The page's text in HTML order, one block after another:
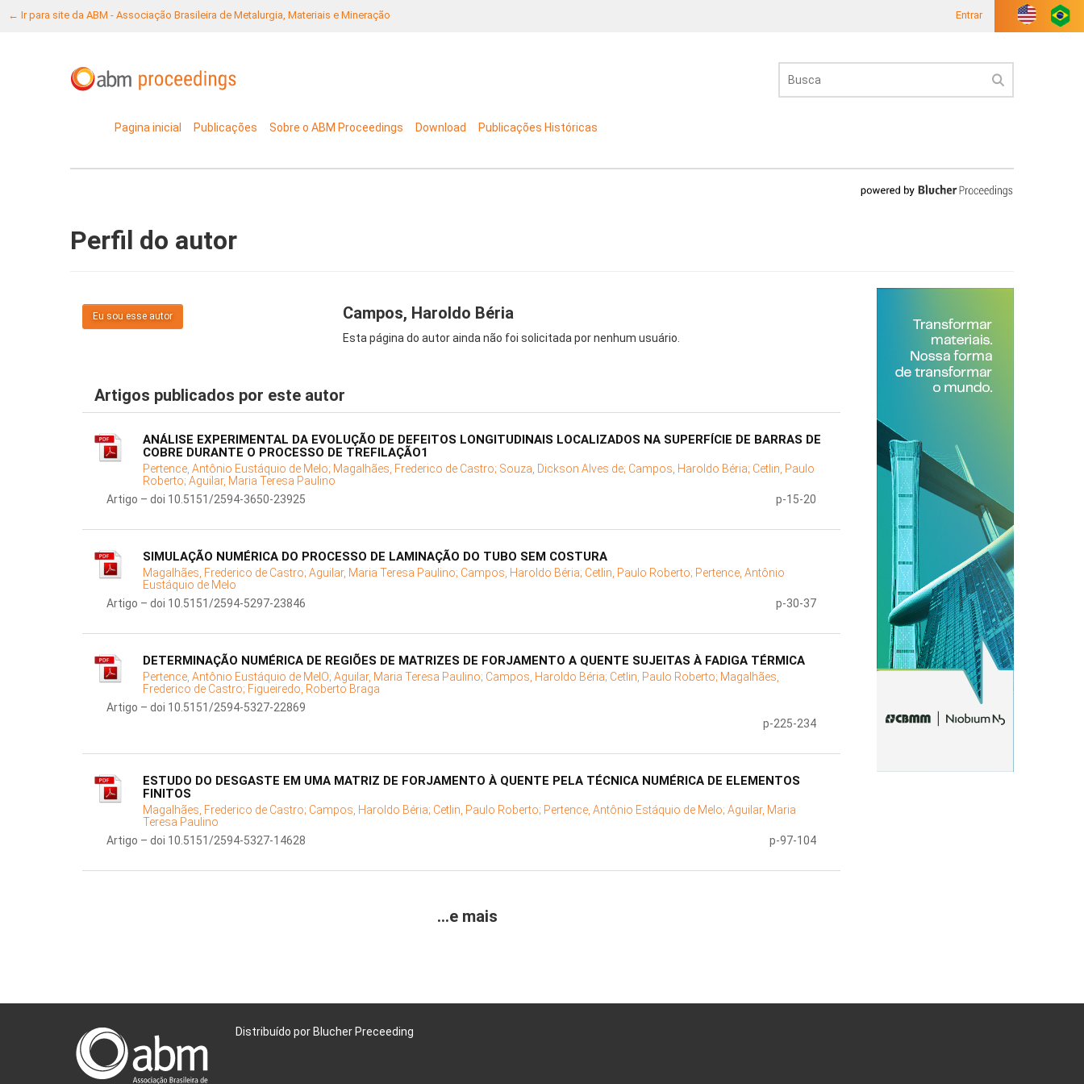
← Ir para site da ABM - Associação Brasileira de Metalurgia, Materiais e Mineração Entrar
Pagina inicial Publicações Sobre o ABM Proceedings Download Publicações Históricas
Perfil do autor
Eu sou esse autor Campos, Haroldo Béria
Esta página do autor ainda não foi solicitada por nenhum usuário.
Artigos publicados por este autor
ANÁLISE EXPERIMENTAL DA EVOLUÇÃO DE DEFEITOS LONGITUDINAIS LOCALIZADOS NA SUPERFÍCIE DE BARRAS DE
COBRE DURANTE O PROCESSO DE TREFILAÇÃO1
Pertence, Antônio Eustáquio de Melo; Magalhães, Frederico de Castro; Souza, Dickson Alves de; Campos, Haroldo Béria; Cetlin, Paulo
Roberto; Aguilar, Maria Teresa Paulino
Artigo – doi 10.5151/2594-3650-23925
p-15-20
SIMULAÇÃO NUMÉRICA DO PROCESSO DE LAMINAÇÃO DO TUBO SEM COSTURA
Magalhães, Frederico de Castro; Aguilar, Maria Teresa Paulino; Campos, Haroldo Béria; Cetlin, Paulo Roberto; Pertence, Antônio
Eustáquio de Melo
Artigo – doi 10.5151/2594-5297-23846
p-30-37
DETERMINAÇÃO NUMÉRICA DE REGIÕES DE MATRIZES DE FORJAMENTO A QUENTE SUJEITAS À FADIGA TÉRMICA
Pertence, Antônio Eustáquio de MelO; Aguilar, Maria Teresa Paulino; Campos, Haroldo Béria; Cetlin, Paulo Roberto; Magalhães,
Frederico de Castro; Figueiredo, Roberto Braga
Artigo – doi 10.5151/2594-5327-22869
p-225-234
ESTUDO DO DESGASTE EM UMA MATRIZ DE FORJAMENTO À QUENTE PELA TÉCNICA NUMÉRICA DE ELEMENTOS
FINITOS
Magalhães, Frederico de Castro; Campos, Haroldo Béria; Cetlin, Paulo Roberto; Pertence, Antônio Estáquio de Melo; Aguilar, Maria
Teresa Paulino
Artigo – doi 10.5151/2594-5327-14628
p-97-104
...e mais
Distribuído por Blucher Preceeding